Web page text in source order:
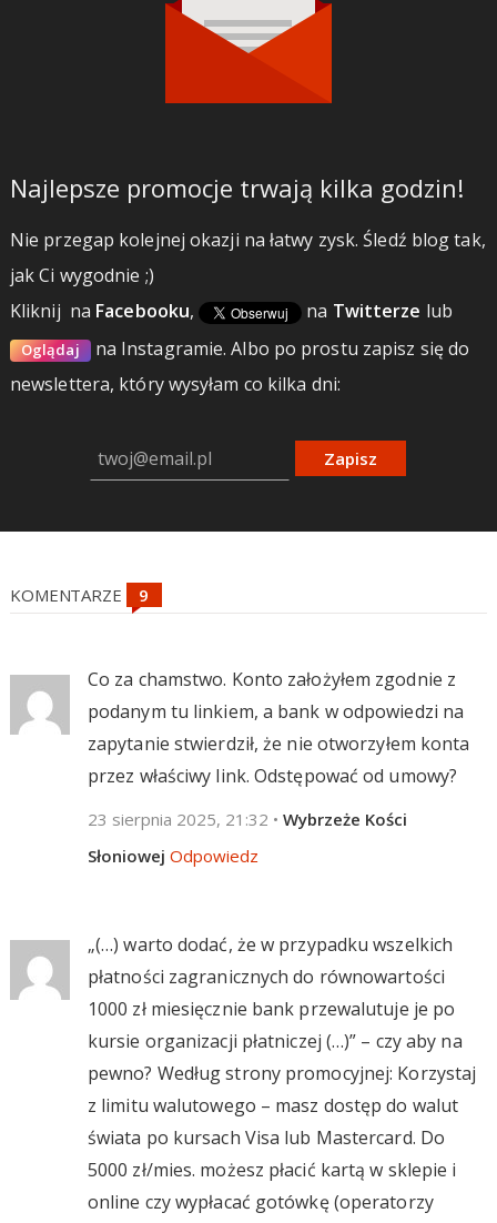
Najlepsze promocje trwają kilka godzin!
Nie przegap kolejnej okazji na łatwy zysk. Śledź blog tak,
jak Ci wygodnie ;)
Kliknij na Facebooku, na Twitterze lub
Oglądaj na Instagramie.Albo po prostu zapisz się do
newslettera, który wysyłam co kilka dni:
Zapisz
KOMENTARZE
Co za chamstwo. Konto założyłem zgodnie z
podanym tu linkiem, a bank w odpowiedzi na
zapytanie stwierdził, że nie otworzyłem konta
przez właściwy link. Odstępować od umowy?
23 sierpnia 2025, 21:32 • Wybrzeże Kości
Słoniowej Odpowiedz
„(…) warto dodać, że w przypadku wszelkich
płatności zagranicznych do równowartości
1000 zł miesięcznie bank przewalutuje je po
kursie organizacji płatniczej (…)” – czy aby na
pewno? Według strony promocyjnej: Korzystaj
z limitu walutowego – masz dostęp do walut
świata po kursach Visa lub Mastercard. Do
5000 zł/mies. możesz płacić kartą w sklepie i
online czy wypłacać gotówkę (operatorzy